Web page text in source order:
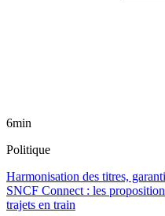
6min
Politique
Harmonisation des titres,
SNCF Connect : les
trajets en train